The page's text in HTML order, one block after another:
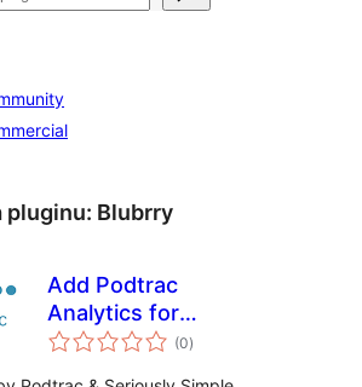
pluginu: Blubrry
Add Podtrac
Analytics for
Seriously Simple
(0celkové
hodnotenie
)